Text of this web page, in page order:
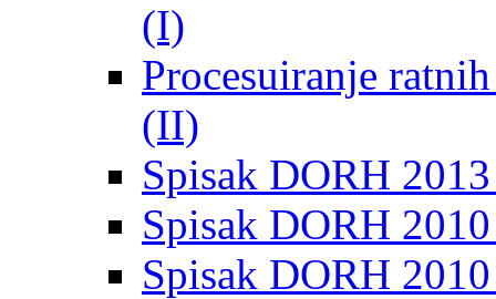
(I)
Procesuiranje
(II)
Spisak DORH
Spisak DORH
Spisak DORH